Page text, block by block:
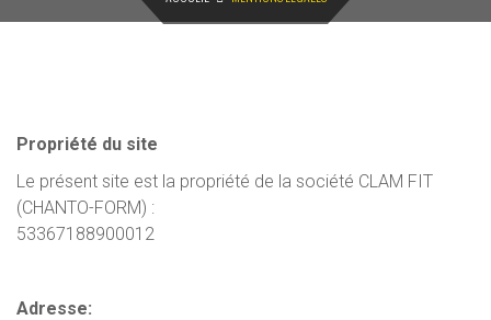
Propriété du site
Le présent site est la propriété de la société CLAM FIT
(CHANTO-FORM) :
53367188900012
Adresse: